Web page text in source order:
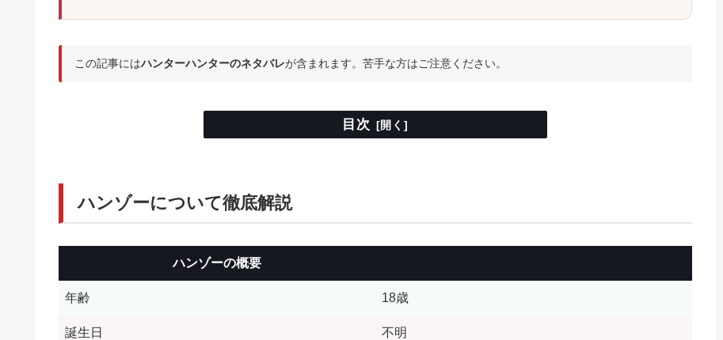
この記事にはハンターハンターのネタバレが含まれます。苦手な方はご注意ください。
目次
ハンゾーについて徹底解説
ハンゾーの概要
年齢 18歳
誕生日 不明